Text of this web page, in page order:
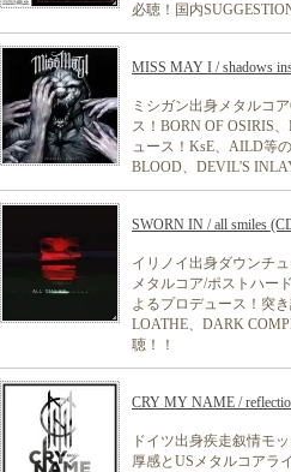
必聴！国内
MISS MAY I / shadows
ミシガン出身メタルコ
ス！BORN OF OSIRIS
ュース！KsE、AILD等
BLOOD、DEVIL'S
SWORN IN / all smiles
イリノイ出身ダウンチ
メタルコア/ポストハー
よるプロデュース！突
LOATHE、DARK
聴！！
CRY MY NAME /
ドイツ出身疾走叙情モ
厚感とUSメタルコアラ